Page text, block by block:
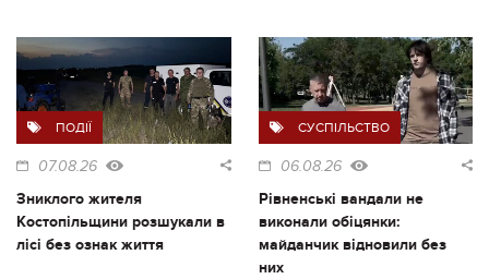
ПОДІЇ
07.08.26
Зниклого жителя
Костопільщини розшукали в
лісі без ознак життя
СУСПІЛЬСТВО
06.08.26
Рівненські вандали не
виконали обіцянки:
майданчик відновили без
них